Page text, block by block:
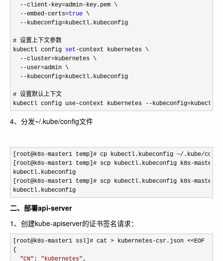
--client-key=admin-key.pem \
--embed-certs=true \
--kubeconfig=kubectl.kubeconfig
# 设置上下文参数
kubectl config set -context kubernetes \
--cluster=kubernetes \
--user=admin \
--kubeconfig=kubectl.kubeconfig
# 设置默认上下文
kubectl config use-context kubernetes --
4、分发~/.kube/config文件
[root@k8s-master1 temp]# cp kubectl.kubeconfig ~/.kube/
[root@k8s-master1 temp]# scp kubectl.kubeconfig k8s-
[root@k8s-master1 temp]# scp kubectl.kubeconfig k8s-
kubectl.kubeconfig
二、部署api-server
1、创建kube-apiserver的证书签名请求：
[root@k8s-master1 ssl]# cat > kubernetes-csr.json <<EOF
{
"CN" : "kubernetes",